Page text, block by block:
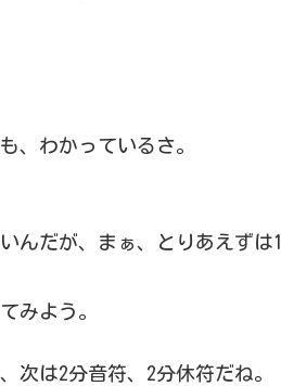
、わかっているさ。
んだが、まぁ、とりあえずは
みよう。
次は2分音符、2分休符だね。